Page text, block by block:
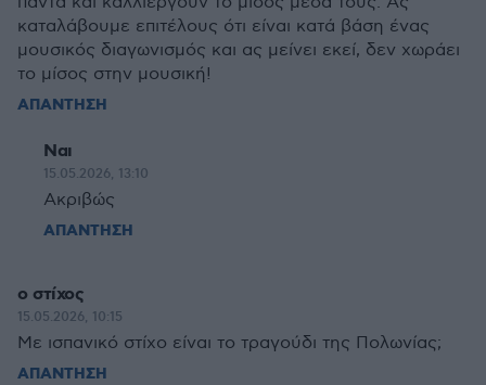
καταλάβουμε επιτέλους ότι είναι κατά βάση ένας
μουσικός διαγωνισμός και ας μείνει εκεί, δεν χωράει
το μίσος στην μουσική!
ΑΠΑΝΤΗΣΗ
Ναι
15.05.2026, 13:10
Ακριβώς
ΑΠΑΝΤΗΣΗ
ο στίχος
15.05.2026, 10:15
Με ισπανικό στίχο είναι το τραγούδι της Πολωνίας;
ΑΠΑΝΤΗΣΗ